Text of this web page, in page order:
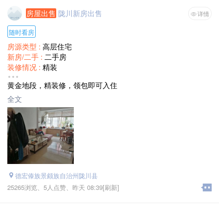
房屋出售 陇川新房出售 详情
随时看房
房源类型 : 高层住宅
新房/二手 : 二手房
装修情况 : 精装
户型 :
面积 :100平
售价 :
楼层 :共5楼，房子在二楼
黄金地段，精装修，领包即可入住
全文
德宏傣族景颇族自治州陇川县
25265浏览、 5人点赞、 昨天 08:39[刷新]